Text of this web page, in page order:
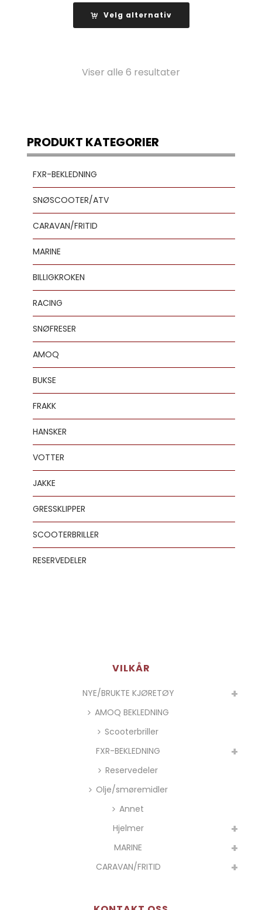
var:
kr 8
Velg alternativ
Viser alle 6 resultater
PRODUKT KATEGORIER
FXR-BEKLEDNING
SNØSCOOTER/ATV
CARAVAN/FRITID
MARINE
BILLIGKROKEN
RACING
SNØFRESER
AMOQ
BUKSE
FRAKK
HANSKER
VOTTER
JAKKE
GRESSKLIPPER
SCOOTERBRILLER
RESERVEDELER
VILKÅR
NYE/BRUKTE KJØRETØY
AMOQ BEKLEDNING
Scooterbriller
FXR-BEKLEDNING
Reservedeler
Olje/smøremidler
Annet
Hjelmer
MARINE
CARAVAN/FRITID